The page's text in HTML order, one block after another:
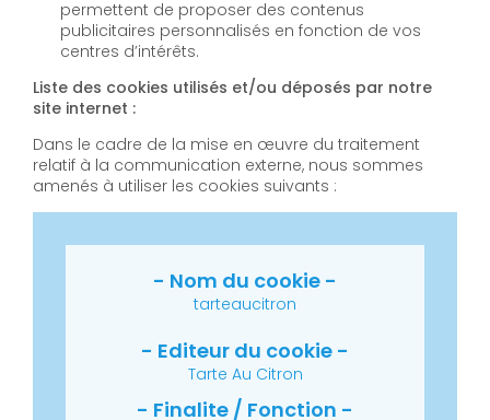
permettent de proposer des contenus
publicitaires personnalisés en fonction de vos
centres d’intérêts.
Liste des cookies utilisés et/ou déposés par notre
site internet :
Dans le cadre de la mise en œuvre du traitement
relatif à la communication externe, nous sommes
amenés à utiliser les cookies suivants :
tarteaucitron
Tarte Au Citron